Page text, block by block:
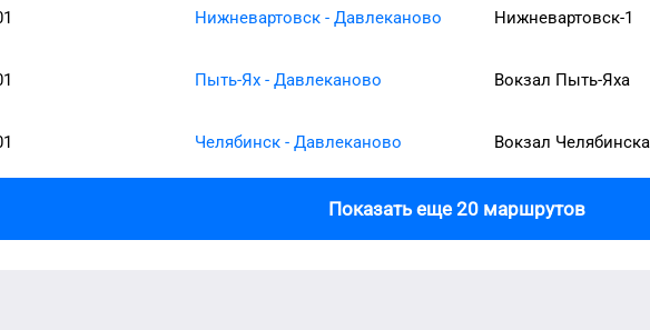
Нижневартовск - Давлеканово Нижневартовск-1
Пыть-Ях - Давлеканово Вокзал Пыть-Яха
Челябинск - Давлеканово Вокзал Челябинска
Показать еще 20 маршрутов